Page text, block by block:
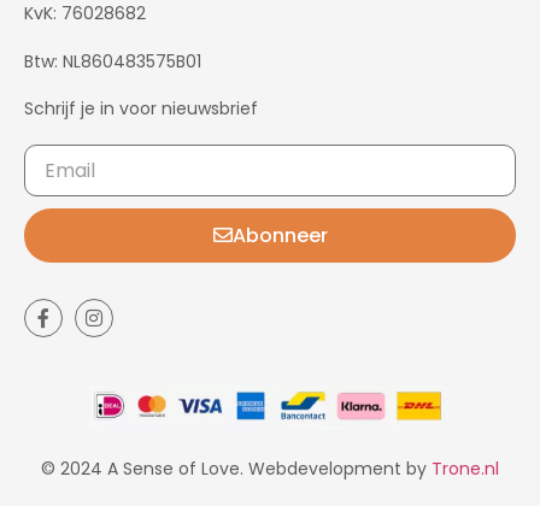
KvK: 76028682
Btw: NL860483575B01
Schrijf je in voor nieuwsbrief
Abonneer
© 2024 A Sense of Love. Webdevelopment by Trone.nl